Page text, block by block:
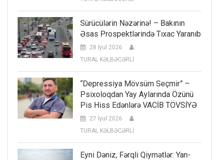
Sürücülərin Nəzərinə! – Bakının
Əsas Prospektlərində Tıxac Yaranıb
28 İyul 2026
TURAL KƏLBƏCƏRLİ
“Depressiya Mövsüm Seçmir” –
Psixoloqdan Yay Aylarında Özünü
Pis Hiss Edənlərə VACİB TÖVSİYƏ
27 İyul 2026
TURAL KƏLBƏCƏRLİ
Eyni Dəniz, Fərqli Qiymətlər: Yan-